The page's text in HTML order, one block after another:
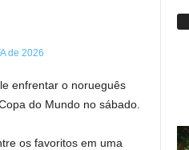
enfrentar o norueguês
do Mundo no sábado.
os favoritos em uma